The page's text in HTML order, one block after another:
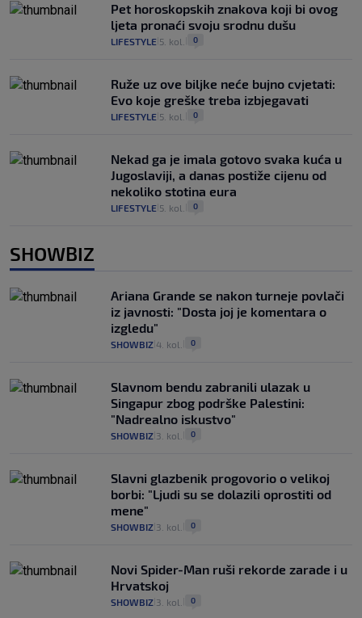
Pet horoskopskih znakova koji bi ovog
ljeta pronaći svoju srodnu dušu
LIFESTYLE 5. kol. 0
Ruže uz ove biljke neće bujno cvjetati:
Evo koje greške treba izbjegavati
LIFESTYLE 5. kol. 0
Nekad ga je imala gotovo svaka kuća u
Jugoslaviji, a danas postiže cijenu od
nekoliko stotina eura
LIFESTYLE 5. kol. 0
SHOWBIZ
Ariana Grande se nakon turneje povlači
iz javnosti: "Dosta joj je komentara o
izgledu"
SHOWBIZ 4. kol. 0
Slavnom bendu zabranili ulazak u
Singapur zbog podrške Palestini:
"Nadrealno iskustvo"
SHOWBIZ 3. kol. 0
Slavni glazbenik progovorio o velikoj
borbi: "Ljudi su se dolazili oprostiti od
mene"
SHOWBIZ 3. kol. 0
Novi Spider-Man ruši rekorde zarade i u
Hrvatskoj
SHOWBIZ 3. kol. 0